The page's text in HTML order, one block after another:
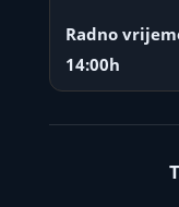
Radno
14:00h